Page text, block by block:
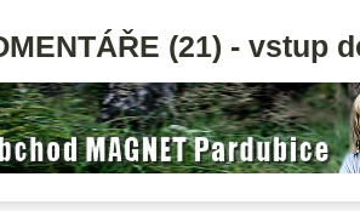
(21) - vstup